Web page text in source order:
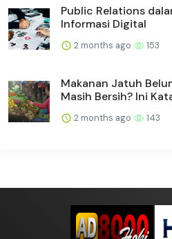
Public Relations
Informasi Digital
2 months ago 153
Makanan Jatuh
Masih Bersih? Ini
2 months ago 143